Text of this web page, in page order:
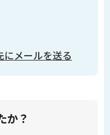
メールを送る
か？